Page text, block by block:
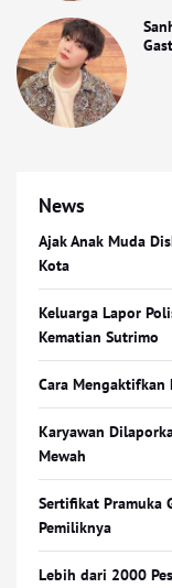
News
Ajak Anak Muda
Kota
Keluarga Lapor
Kematian Sutrimo
Cara
Karyawan
Mewah
Sertifikat Pramuka
Pemiliknya
Lebih dari 2000